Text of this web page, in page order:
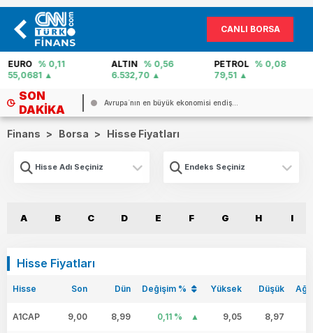
CANLI BORSA
EURO
% 0,11
55,0681
ALTIN
% 0,56
6.532,70
PETROL % 0,08
79,51
SON
DAKIKA
Avrupa`nın en büyük ekonomisi endiş...
Finans > Borsa > Hisse Fiyatları
A B C D E F G H I
Hisse Fiyatları
Hisse Son Dün Değişim % Yüksek Düşük
A1CAP 9,00 8,99 0,11 % 9,05 8,97